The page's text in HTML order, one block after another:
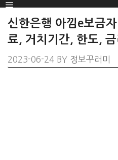
SKIP
TO
CONTENT
Menu
신한은행 아낌e보금
료, 거치기간, 한도,
2023-06-24 BY 정보꾸러미